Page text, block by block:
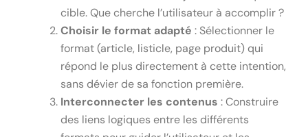
cible. Que cherche l’utilisateur à accomplir ?
Choisir le format adapté : Sélectionner le
format (article, listicle, page produit) qui
répond le plus directement à cette intention,
sans dévier de sa fonction première.
Interconnecter les contenus : Construire
des liens logiques entre les différents